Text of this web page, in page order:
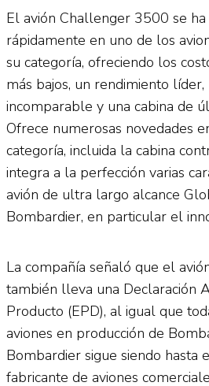
El avión Challenger 3500 se
rápidamente en uno de los
su categoría, ofreciendo los
más bajos, un rendimiento
incomparable y una cabina de
Ofrece numerosas novedades
categoría, incluida la cabina
integra a la perfección varias
avión de ultra largo alcance
Bombardier, en particular el
La compañía señaló que el
también lleva una Declaración
Producto (EPD), al igual que
aviones en producción de
Bombardier sigue siendo hasta
fabricante de aviones